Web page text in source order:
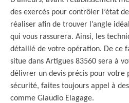
des exercés pour contrôler l’état
réaliser afin de trouver l’angle
qui vous rassurera. Ainsi, les
détaillé de votre opération. De ce
situe dans Artigues 83560 sera à
délivrer un devis précis pour votre
sécurité, faites toujours appel à
comme Glaudio Elagage.